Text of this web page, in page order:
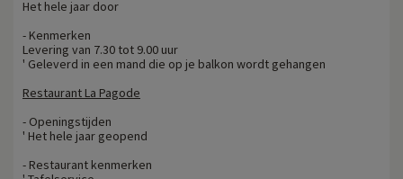
Het hele jaar door
- Kenmerken
Levering van 7.30 tot 9.00 uur
' Geleverd in een mand die op je balkon wordt gehangen
Restaurant La Pagode
- Openingstijden
' Het hele jaar geopend
- Restaurant kenmerken